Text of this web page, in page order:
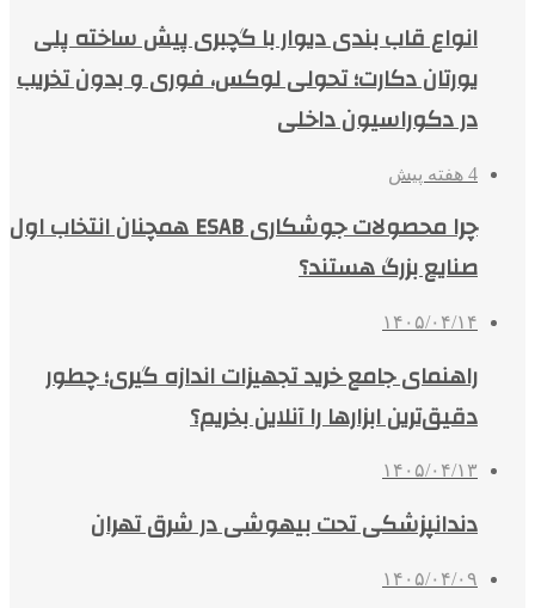
انواع قاب بندی دیوار با گچبری پیش ساخته پلی
یورتان دکارت؛ تحولی لوکس، فوری و بدون تخریب
در دکوراسیون داخلی
4 هفته پیش
چرا محصولات جوشکاری ESAB همچنان انتخاب اول
صنایع بزرگ هستند؟
۱۴۰۵/۰۴/۱۴
راهنمای جامع خرید تجهیزات اندازه گیری؛ چطور
دقیق‌ترین ابزارها را آنلاین بخریم؟
۱۴۰۵/۰۴/۱۳
دندانپزشکی تحت بیهوشی در شرق تهران
۱۴۰۵/۰۴/۰۹